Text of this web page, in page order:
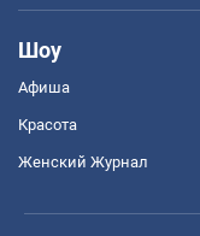
Шоу
Афиша
Красота
Женский Журнал